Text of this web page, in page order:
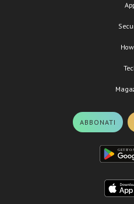
ABBONATI